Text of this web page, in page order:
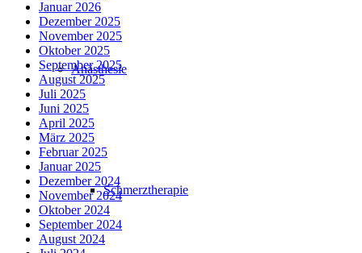
Anästhesie
Schmerztherapie
Januar 2026
Dezember 2025
November 2025
Oktober 2025
September 2025
August 2025
Juli 2025
Juni 2025
April 2025
März 2025
Februar 2025
Januar 2025
Dezember 2024
November 2024
Oktober 2024
September 2024
August 2024